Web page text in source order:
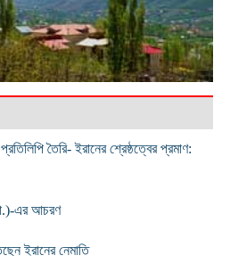
তৈরি- ইরানের শ্রেষ্ঠত্বের প্রমাণ:
এর আচরণ
ইরানের নেমাতি